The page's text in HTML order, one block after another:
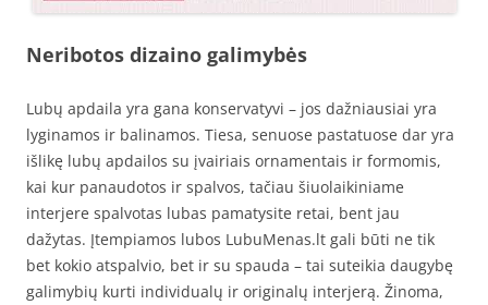
Neribotos dizaino galimybės
Lubų apdaila yra gana konservatyvi – jos dažniausiai yra
lyginamos ir balinamos. Tiesa, senuose pastatuose dar yra
išlikę lubų apdailos su įvairiais ornamentais ir formomis,
kai kur panaudotos ir spalvos, tačiau šiuolaikiniame
interjere spalvotas lubas pamatysite retai, bent jau
dažytas. Įtempiamos lubos LubuMenas.lt gali būti ne tik
bet kokio atspalvio, bet ir su spauda – tai suteikia daugybę
galimybių kurti individualų ir originalų interjerą. Žinoma,